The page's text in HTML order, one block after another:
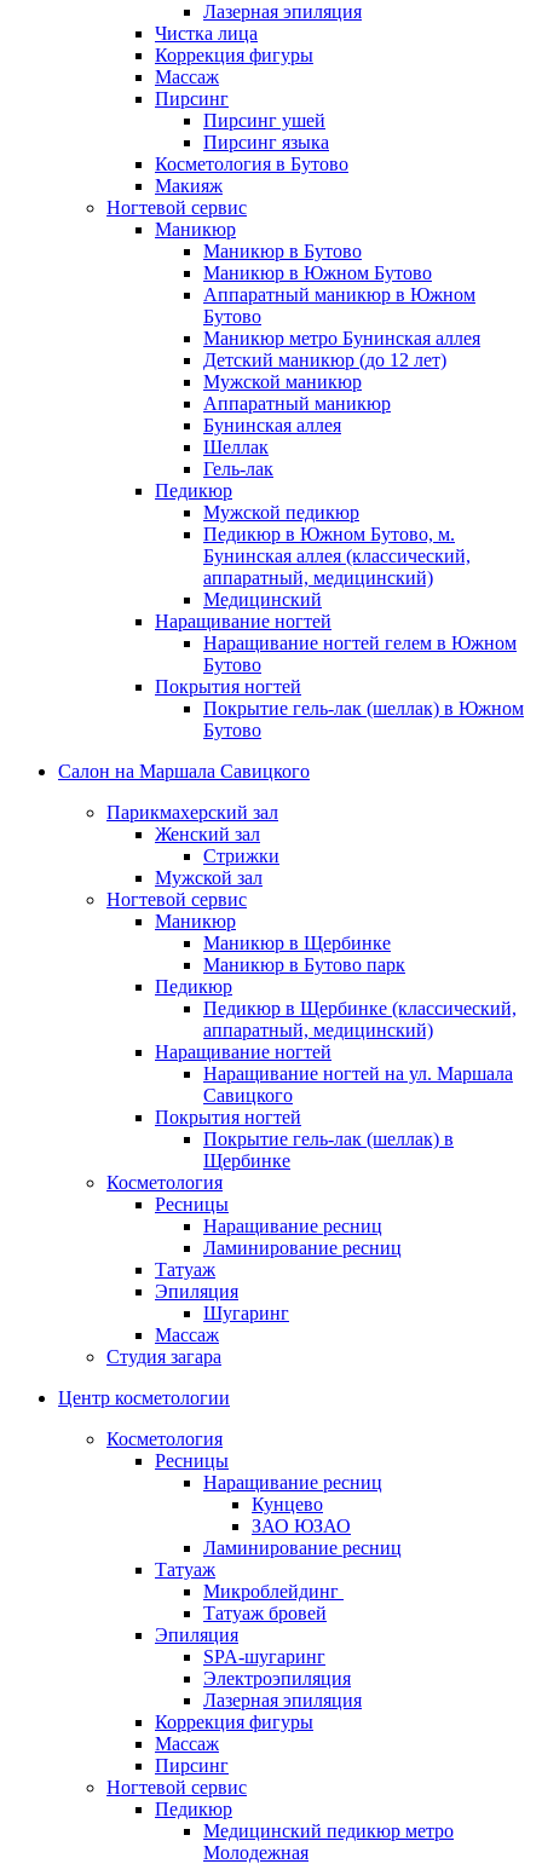
Лазерная эпиляция
Чистка лица
Коррекция фигуры
Массаж
Пирсинг
Пирсинг ушей
Пирсинг языка
Косметология в Бутово
Макияж
Ногтевой сервис
Маникюр
Маникюр в Бутово
Маникюр в Южном Бутово
Аппаратный маникюр в Южном
Бутово
Маникюр метро Бунинская аллея
Детский маникюр (до 12 лет)
Мужской маникюр
Аппаратный маникюр
Бунинская аллея
Шеллак
Гель-лак
Педикюр
Мужской педикюр
Педикюр в Южном Бутово, м.
Бунинская аллея (классический,
аппаратный, медицинский)
Медицинский
Наращивание ногтей
Наращивание ногтей гелем в Южном
Бутово
Покрытия ногтей
Покрытие гель-лак (шеллак) в Южном
Бутово
Салон на Маршала Савицкого
Парикмахерский зал
Женский зал
Стрижки
Мужской зал
Ногтевой сервис
Маникюр
Маникюр в Щербинке
Маникюр в Бутово парк
Педикюр
Педикюр в Щербинке (классический,
аппаратный, медицинский)
Наращивание ногтей
Наращивание ногтей на ул. Маршала
Савицкого
Покрытия ногтей
Покрытие гель-лак (шеллак) в
Щербинке
Косметология
Ресницы
Наращивание ресниц
Ламинирование ресниц
Татуаж
Эпиляция
Шугаринг
Массаж
Студия загара
Центр косметологии
Косметология
Ресницы
Наращивание ресниц
Кунцево
ЗАО ЮЗАО
Ламинирование ресниц
Татуаж
Микроблейдинг
Татуаж бровей
Эпиляция
SPA-шугаринг
Электроэпиляция
Лазерная эпиляция
Коррекция фигуры
Массаж
Пирсинг
Ногтевой сервис
Педикюр
Медицинский педикюр метро
Молодежная